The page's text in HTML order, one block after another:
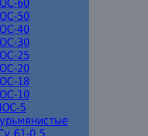
60
50
40
30
25
20
18
10
5